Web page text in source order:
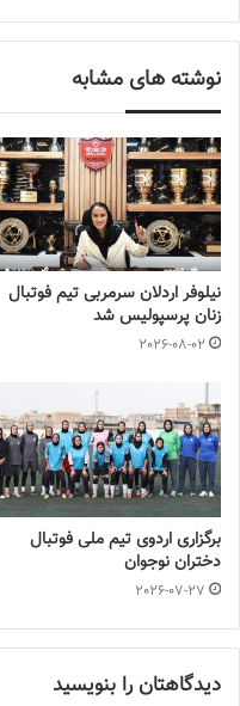
نوشته های مشابه
نیلوفر اردلان سرمربی تیم فوتبال
زنان پرسپولیس شد
2026-08-02
برگزاری اردوی تیم ملی فوتبال
دختران نوجوان
2026-07-27
دیدگاهتان را بنویسید